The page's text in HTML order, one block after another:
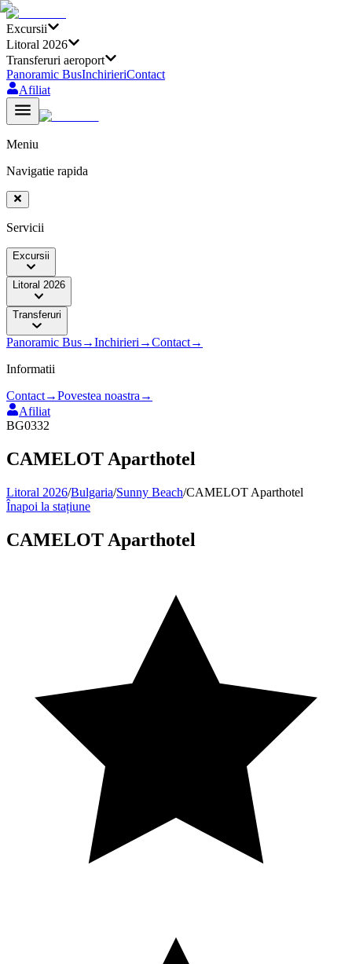
Excursii
Litoral 2026
Transferuri aeroport
Panoramic BusInchirieriContact
Afiliat
Meniu
Navigatie rapida
Servicii
Excursii
Litoral 2026
Transferuri
Panoramic Bus→Inchirieri →Contact→
Informatii
Contact→Povestea noastra →
Afiliat
BG0332
CAMELOT Aparthotel
Litoral 2026/Bulgaria/Sunny Beach/CAMELOT Aparthotel
Înapoi la stațiune
CAMELOT Aparthotel